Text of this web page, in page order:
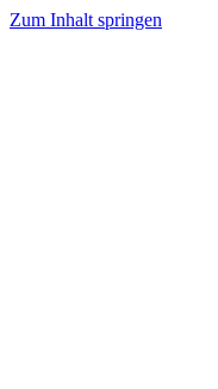
Zum Inhalt springen